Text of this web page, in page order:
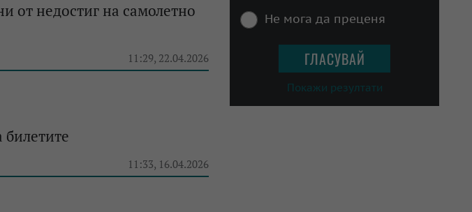
от недостиг на самолетно
11:29, 22.04.2026
11:33, 16.04.2026
Не мога да преценя
Покажи резултати